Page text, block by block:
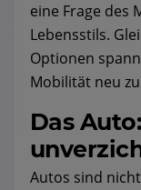
eine Frage des
Lebensstils.
Optionen
Mobilität neu
Das
Autos sind